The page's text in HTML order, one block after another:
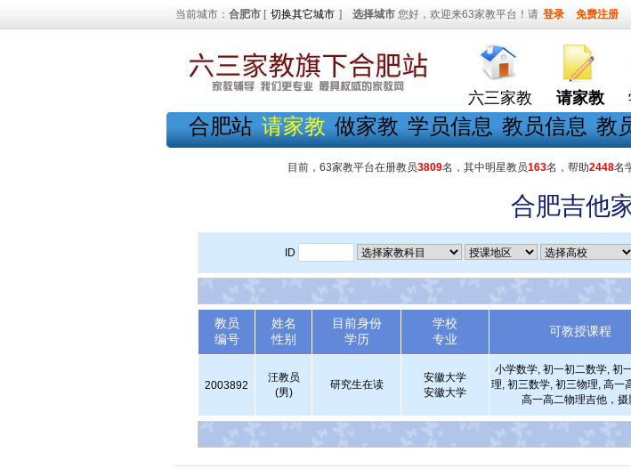
当前城市： 合肥市 [ 切换其它城市 ] 选择城市 您好，欢迎来63家教平台！请 登录 免费注册
六三家教 请家教
合肥站 请家教 做家教 学员信息 教员信息 教
目前，63家教平台在册教员3809名，其中明星教员163名，帮助2448名
合肥吉他
ID
教员
编号
姓名
性别
目前身份
学历
学校
专业
可教授课程
2003892
汪教员
(男)
研究生在读
安徽大学
安徽大学
小学数学, 初一初二数学, 初
理, 初三数学, 初三物理, 高一
高一高二物理吉他，摄